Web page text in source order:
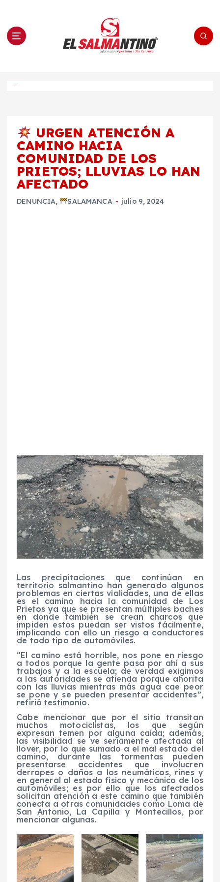
n El Salmantino - medios/noticias/editorial
URGEN ATENCIÓN A
CAMINO HACIA
COMUNIDAD DE LOS
PRIETOS; LLUVIAS LO HAN
AFECTADO
DENUNCIA, SALAMANCA julio 9, 2024
Las precipitaciones que continúan en
territorio salmantino han generado algunos
problemas en ciertas vialidades, una de ellas
es el camino hacia la comunidad de Los
Prietos ya que se presentan múltiples baches
en donde también se crean charcos que
impiden estos puedan ser vistos fácilmente,
implicando con ello un riesgo a conductores
de todo tipo de automóviles.
“El camino está horrible, nos pone en riesgo
a todos porque la gente pasa por ahí a sus
trabajos y a la escuela; de verdad exigimos
a las autoridades se atienda porque ahorita
con las lluvias mientras más agua cae peor
se pone y se pueden presentar accidentes”,
refirió testimonio.
Cabe mencionar que por el sitio transitan
muchos motociclistas, los que según
expresan temen por alguna caída; además,
las visibilidad se ve seriamente afectada al
llover, por lo que sumado a el mal estado del
camino, durante las tormentas pueden
presentarse accidentes que involucren
derrapes o daños a los neumáticos, rines y
en general al estado físico y mecánico de los
automóviles; es por ello que los afectados
solicitan atención a este camino que también
conecta a otras comunidades como Loma de
San Antonio, La Capilla y Montecillos, por
mencionar algunas.